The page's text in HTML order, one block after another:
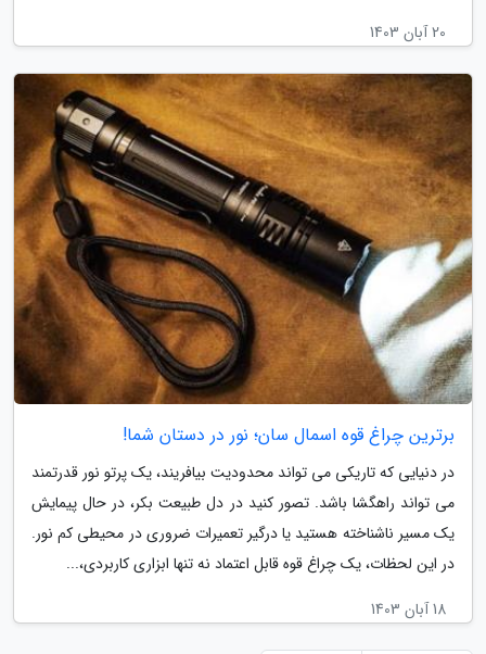
20 آبان 1403
برترین چراغ قوه اسمال سان؛ نور در دستان شما!
در دنیایی که تاریکی می تواند محدودیت بیافریند، یک پرتو نور قدرتمند
می تواند راهگشا باشد. تصور کنید در دل طبیعت بکر، در حال پیمایش
یک مسیر ناشناخته هستید یا درگیر تعمیرات ضروری در محیطی کم نور.
در این لحظات، یک چراغ قوه قابل اعتماد نه تنها ابزاری کاربردی،...
18 آبان 1403